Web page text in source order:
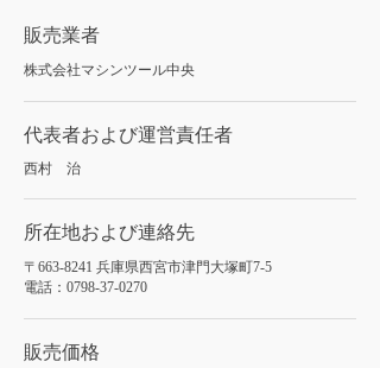
販売業者
株式会社マシンツール中央
代表者および運営責任者
西村 治
所在地および連絡先
〒663-8241 兵庫県西宮市津門大塚町7-5
電話：0798-37-0270
販売価格